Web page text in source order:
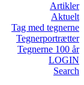
Artikler
Aktuelt
Tag med tegnerne
Tegnerportrætter
Tegnerne 100 år
LOGIN
Search